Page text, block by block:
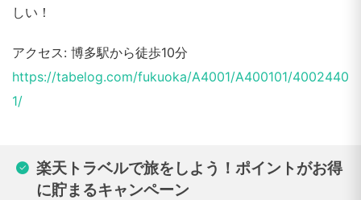
しい！
アクセス: 博多駅から徒歩10分
https://tabelog.com/fukuoka/A4001/A400101/4002440
1/
楽天トラベルで旅をしよう！ポイントがお得
に貯まるキャンペーン